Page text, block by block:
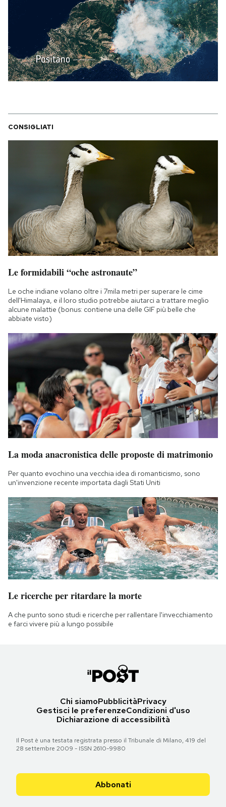
CONSIGLIATI
Le formidabili “oche astronaute”
Le oche indiane volano oltre i 7mila metri per superare le cime
dell'Himalaya, e il loro studio potrebbe aiutarci a trattare meglio
alcune malattie (bonus: contiene una delle GIF più belle che
abbiate visto)
La moda anacronistica delle proposte di matrimonio
Per quanto evochino una vecchia idea di romanticismo, sono
un'invenzione recente importata dagli Stati Uniti
Le ricerche per ritardare la morte
A che punto sono studi e ricerche per rallentare l'invecchiamento
e farci vivere più a lungo possibile
Chi siamoPubblicitàPrivacy
Gestisci le preferenzeCondizioni d'uso
Dichiarazione di accessibilità
Il Post è una testata registrata presso il Tribunale di Milano, 419 del
28 settembre 2009 - ISSN 2610-9980
Abbonati